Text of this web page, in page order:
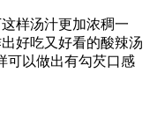
样汤汁更加浓稠一
好吃又好看的酸辣汤
可以做出有勾芡口感